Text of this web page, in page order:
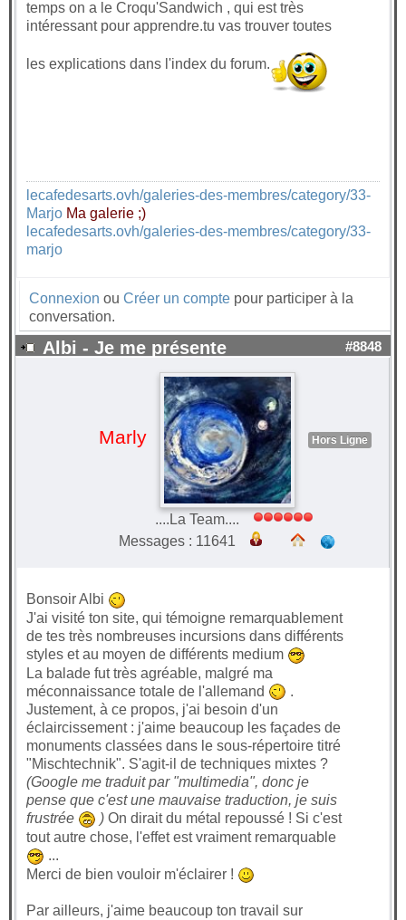
temps on a le Croqu'Sandwich , qui est très
intéressant pour apprendre.tu vas trouver toutes
les explications dans l'index du forum.
lecafedesarts.ovh/galeries-des-membres/category/33-
Marjo Ma galerie ;)
lecafedesarts.ovh/galeries-des-membres/category/33-
marjo
Connexion ou Créer un compte pour participer à la
conversation.
Albi - Je me présente #8848
Marly Hors Ligne
....La Team....
Messages : 11641
Bonsoir Albi
J'ai visité ton site, qui témoigne remarquablement
de tes très nombreuses incursions dans différents
styles et au moyen de différents medium
La balade fut très agréable, malgré ma
méconnaissance totale de l'allemand
.
Justement, à ce propos, j'ai besoin d'un
éclaircissement : j'aime beaucoup les façades de
monuments classées dans le sous-répertoire titré
"Mischtechnik". S'agit-il de techniques mixtes ?
(Google me traduit par "multimedia", donc je
pense que c'est une mauvaise traduction, je suis
frustrée
) On dirait du métal repoussé ! Si c'est
tout autre chose, l'effet est vraiment remarquable
...
Merci de bien vouloir m'éclairer !
Par ailleurs, j'aime beaucoup ton travail sur